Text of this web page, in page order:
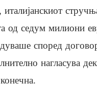
од седум милиони
според
нагласува